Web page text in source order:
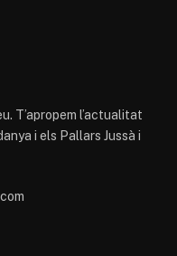
T’apropem l’actualitat
i els Pallars Jussà i